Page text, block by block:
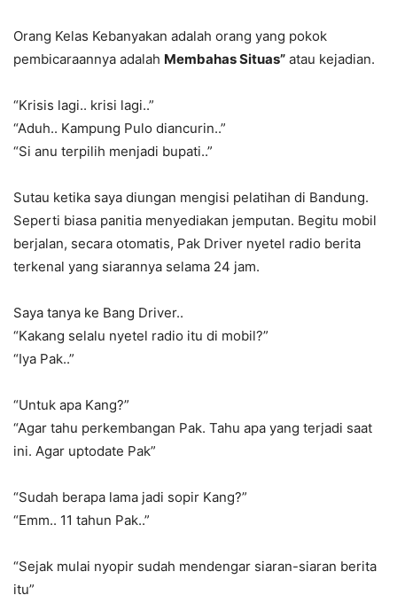
Orang Kelas Kebanyakan adalah orang yang pokok
pembicaraannya adalah Membahas Situas” atau kejadian.
“Krisis lagi.. krisi lagi..”
“Aduh.. Kampung Pulo diancurin..”
“Si anu terpilih menjadi bupati..”
Sutau ketika saya diungan mengisi pelatihan di Bandung.
Seperti biasa panitia menyediakan jemputan. Begitu mobil
berjalan, secara otomatis, Pak Driver nyetel radio berita
terkenal yang siarannya selama 24 jam.
Saya tanya ke Bang Driver..
“Kakang selalu nyetel radio itu di mobil?”
“Iya Pak..”
“Untuk apa Kang?”
“Agar tahu perkembangan Pak. Tahu apa yang terjadi saat
ini. Agar uptodate Pak”
“Sudah berapa lama jadi sopir Kang?”
“Emm.. 11 tahun Pak..”
“Sejak mulai nyopir sudah mendengar siaran-siaran berita
itu”